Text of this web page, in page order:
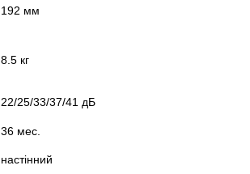
192 мм
8.5 кг
22/25/33/37/41 дБ
36 мес.
настінний